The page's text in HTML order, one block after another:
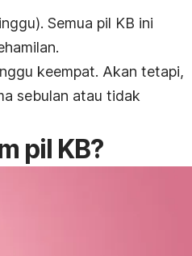
Semua pil KB ini
keempat. Akan tetapi,
sebulan atau tidak
pil KB?